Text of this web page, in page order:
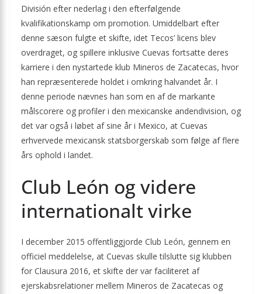
División efter nederlag i den efterfølgende
kvalifikationskamp om promotion. Umiddelbart efter
denne sæson fulgte et skifte, idet Tecos’ licens blev
overdraget, og spillere inklusive Cuevas fortsatte deres
karriere i den nystartede klub Mineros de Zacatecas, hvor
han repræsenterede holdet i omkring halvandet år. I
denne periode nævnes han som en af de markante
målscorere og profiler i den mexicanske andendivision, og
det var også i løbet af sine år i Mexico, at Cuevas
erhvervede mexicansk statsborgerskab som følge af flere
års ophold i landet.
Club León og videre
internationalt virke
I december 2015 offentliggjorde Club León, gennem en
officiel meddelelse, at Cuevas skulle tilslutte sig klubben
for Clausura 2016, et skifte der var faciliteret af
ejerskabsrelationer mellem Mineros de Zacatecas og